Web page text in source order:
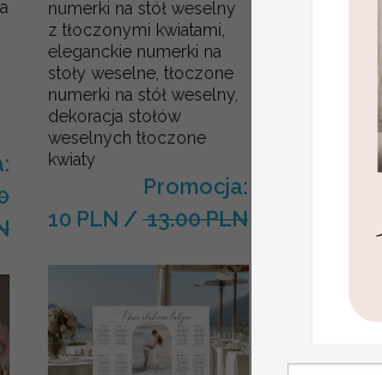
numerki na stół weselny
z tłoczonymi kwiatami,
eleganckie numerki na
stoły weselne, tłoczone
numerki na stół weselny,
dekoracja stołów
weselnych tłoczone
kwiaty
Promocja:
10 PLN /13.00 PLN
Pierwszej
Pamiątka
85.00